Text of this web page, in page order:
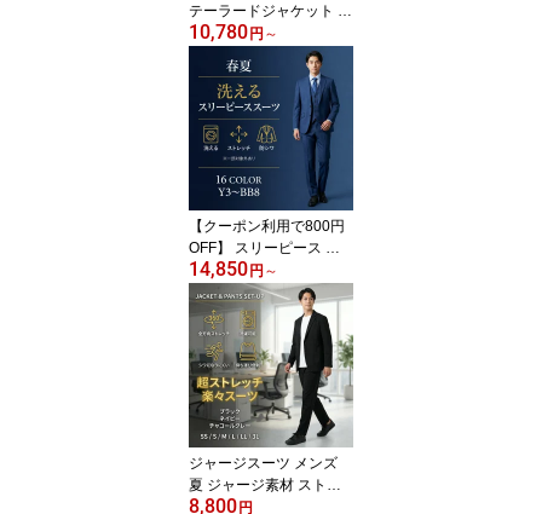
テーラードジャケット 春
夏 軽量 ストレッチ 防シ
ワ シングル 2ボタン ネイ
ビー 金ボタン ビジネス
カジュアル クールビズ
ゴルフ 制服 剣道 審判 出
張 トラベル 定番 ベーシ
ック 父の日 プレゼント
ウールライク 1YGC01-1
1
10,780 円 ～
【クーポン利用で800円
OFF】 スリーピース ス
ーツ メンズ 3ピース スリ
ム ストレッチ 細身 ジレ
ベスト付き サマースーツ
強撚 薄手 ウォッシャブ
ル 洗える ノータック 防
シワ おしゃれ 春夏 通勤
ビジネススーツ 面接 結
婚式 黒 紺 グレー Y体 A
体 AB体 BB体 R01-3PYG
S
14,850 円 ～
ジャージスーツ メンズ
夏 ジャージ素材 ストレ
ッチスーツ ジャージース
8,800 円